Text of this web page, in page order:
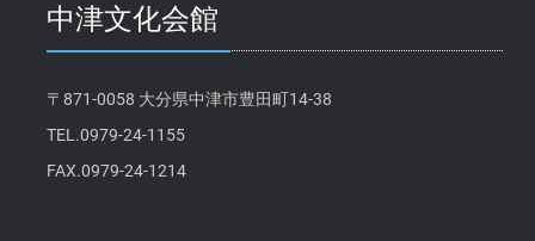
中津文化会館
〒871-0058 大分県中津市豊田町14-38
TEL.0979-24-1155
FAX.0979-24-1214